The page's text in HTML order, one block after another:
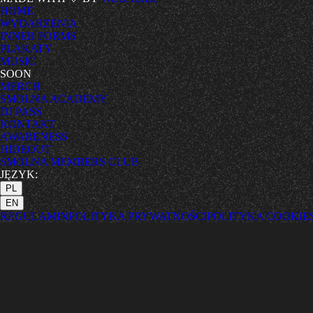
HOME
WYDARZENIA
INNER FORMS
PLAKATY
MUSIC
SOON
MERCH
SMOLNA ACADEMY
DJ PASS
KONTAKT
AWARENESS
HIDEOUT
SMOLNA MEMBERS CLUB
JĘZYK:
PL
EN
REGULAMINPOLITYKA PRYWATNOŚCIPOLITYKA